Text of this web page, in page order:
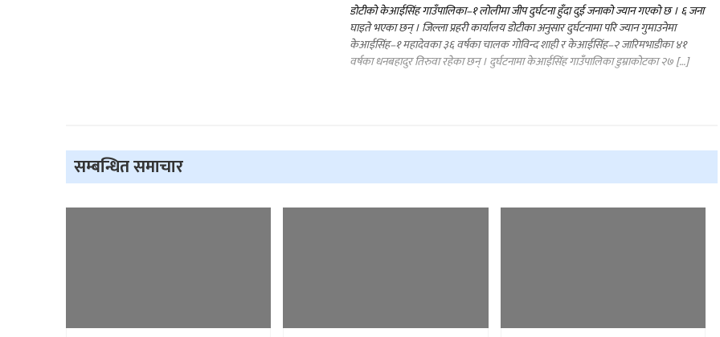
डोटीको केआईसिंह गाउँपालिका–१ लोलीमा जीप दुर्घटना हुँदा दुई जनाको ज्यान गएको छ । ६ जना
घाइते भएका छन् । जिल्ला प्रहरी कार्यालय डोटीका अनुसार दुर्घटनामा परि ज्यान गुमाउनेमा
केआईसिंह–१ महादेवका ३६ वर्षका चालक गोविन्द शाही र केआईसिंह–२ जारिमभाडीका ४१
वर्षका धनबहादुर तिरुवा रहेका छन् । दुर्घटनामा केआईसिंह गाउँपालिका डुम्राकोटका २७ […]
सम्बन्धित समाचार